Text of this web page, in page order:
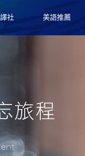
社 美語推薦